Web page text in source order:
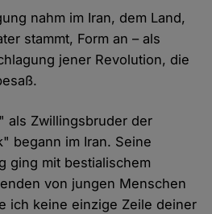
nahm im Iran, dem Land,
stammt, Form an – als
jener Revolution, die
als Zwillingsbruder der
begann im Iran. Seine
ging mit bestialischem
von jungen Menschen
ich keine einzige Zeile deiner